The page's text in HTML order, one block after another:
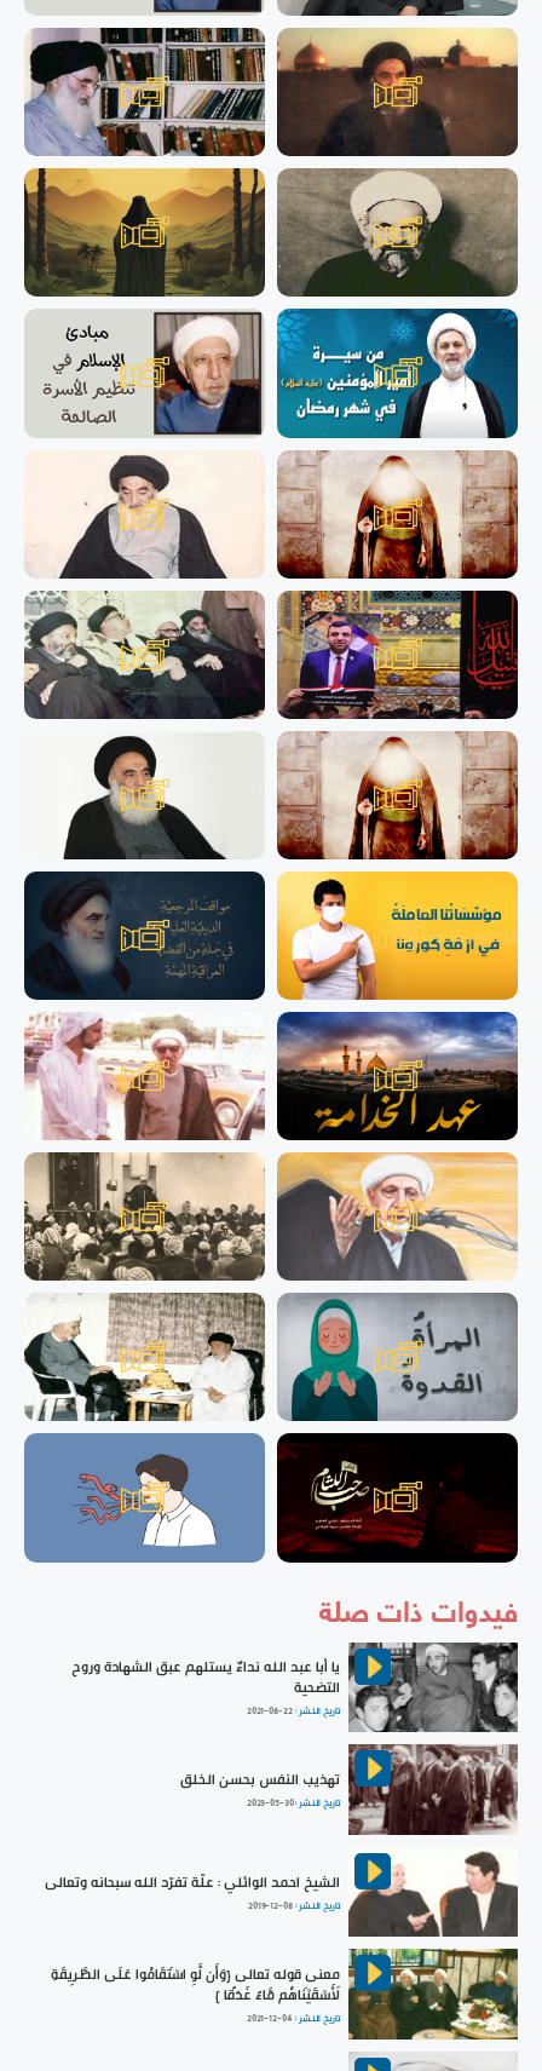
فيدوات ذات صلة
يا أبا عبد الله نداءٌ يستلهم عبق الشهادة وروح
التضحية
تاريخ النشر :2021-08-22
تهذيب النفس بحسن الخلق
تاريخ النشر :2023-05-30
الشيخ احمد الوائلي : علّة تفرّد الله سبحانه وتعالى
تاريخ النشر :2019-12-08
معنى قوله تعالى {وَأَن لَّوِ اسْتَقَامُوا عَلَى الطَّرِيقَةِ
لَأَسْقَيْنَاهُم مَّاءً غَدَقًا }
تاريخ النشر : 2021-12-04